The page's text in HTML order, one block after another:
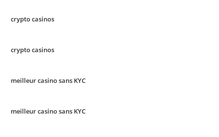
crypto casinos
crypto casinos
meilleur casino sans KYC
meilleur casino sans KYC